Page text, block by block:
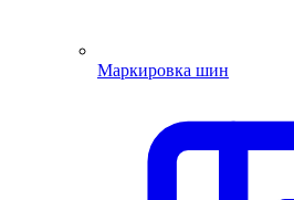
Маркировка шин